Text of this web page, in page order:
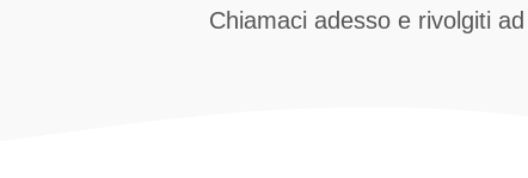
Chiamaci adesso e rivolgiti